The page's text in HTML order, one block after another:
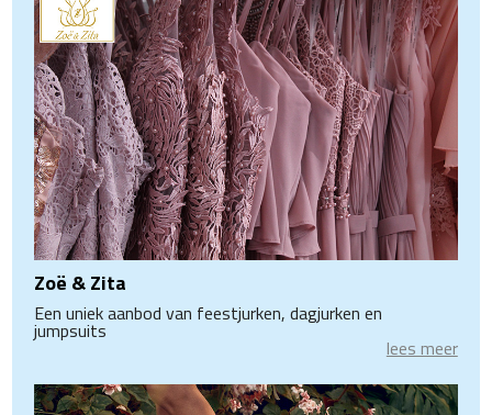
Zoë & Zita
Een uniek aanbod van feestjurken, dagjurken en
jumpsuits
lees meer